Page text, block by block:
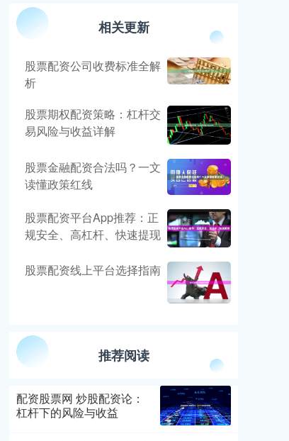
相关更新
股票配资公司收费标准全解
析
股票期权配资策略：杠杆交
易风险与收益详解
股票金融配资合法吗？一文
读懂政策红线
股票配资平台App推荐：正
规安全、高杠杆、快速提现
股票配资线上平台选择指南
推荐阅读
配资股票网 炒股配资论：
杠杆下的风险与收益